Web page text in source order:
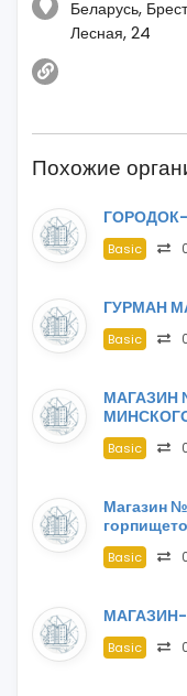
Беларусь,
Лесная, 24
Похожие
Basic
ГУРМАН
Basic
МАГАЗИН
Basic
Магазин
Basic
Basic